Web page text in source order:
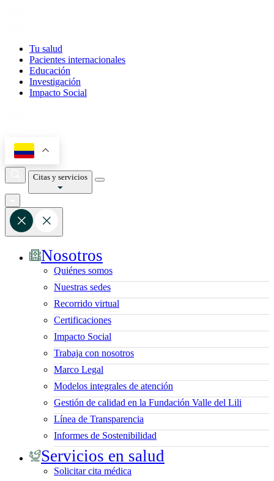
Tu salud
Pacientes internacionales
Educación
Investigación
Impacto Social
Citas y servicios
Nosotros
Quiénes somos
Nuestras sedes
Recorrido virtual
Certificaciones
Impacto Social
Trabaja con nosotros
Marco Legal
Modelos integrales de atención
Gestión de calidad en la Fundación Valle del Lili
Línea de Transparencia
Informes de Sostenibilidad
Servicios en salud
Solicitar cita médica